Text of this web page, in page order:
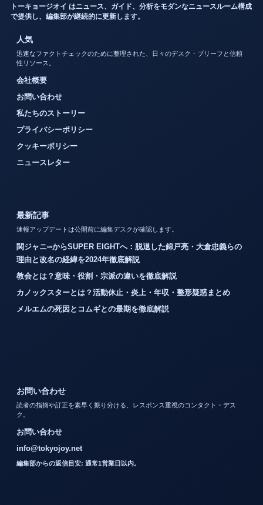
トーキョージオイ はニュース、ガイド、分析をモダンなニュースルーム構成
で提供し、編集部が継続的に更新します。
人気
迅速なファクトチェックのために整理された、日々のデスク・ブリーフと信頼
性リソース。
会社概要
お問い合わせ
私たちのストーリー
プライバシーポリシー
クッキーポリシー
ニュースレター
最新記事
速報アップデートは公開前に編集デスクが確認します。
関ジャニ∞からSUPER EIGHTへ：脱退した錦戸亮・大倉忠義らの
理由と改名の経緯を2024年徹底解説
教会とは？意味・役割・宗派の違いを徹底解説
カノックスターとは？活動休止・炎上・年収・整形疑惑まとめ
メルエムの死因とコムギとの最期を徹底解説
お問い合わせ
読者の指摘や訂正を素早く振り分ける、レスポンス重視のコンタクト・デス
ク。
お問い合わせ
info@tokyojoy.net
編集部からの返信目安: 通常1営業日以内。